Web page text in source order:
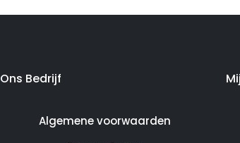
Ons Bedrijf
Algemene voorwaarden